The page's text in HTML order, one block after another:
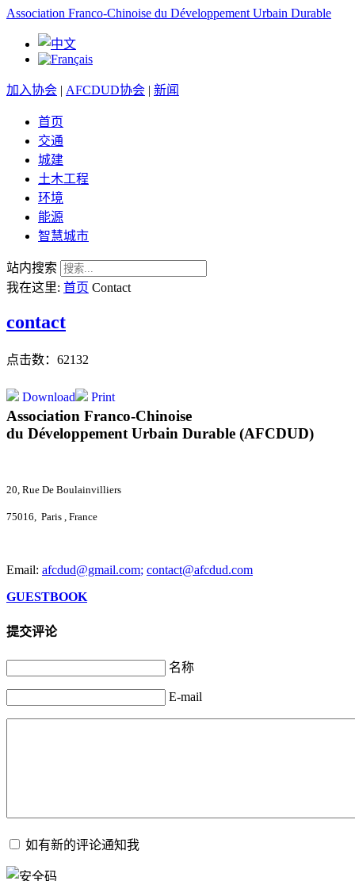
Association Franco-Chinoise du Développement Urbain Durable
加入协会 | AFCDUD协会 | 新闻
首页
交通
城建
土木工程
环境
能源
智慧城市
站内搜索
我在这里: 首页 Contact
contact
点击数：62132
Print
Download
Association Franco-Chinoise
du Développement Urbain Durable (AFCDUD)
20, Rue De Boulainvilliers
75016, Paris , France
Email: afcdud@gmail.com; contact@afcdud.com
GUESTBOOK
提交评论
名称
E-mail
如有新的评论通知我